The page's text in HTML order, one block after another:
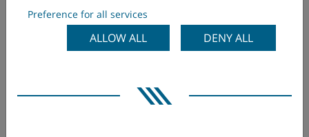
州裁判所リンツ、FN 210325b
UID ATU 51972806
marketing(at)wfl.at
Preference for all services
ALLOW ALL DENY ALL